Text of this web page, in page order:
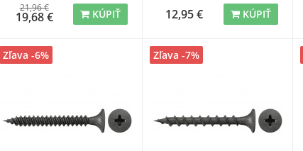
21,96 €
19,68 € KÚPIŤ 12,95 € KÚPIŤ
Zľava -6% Zľava -7%